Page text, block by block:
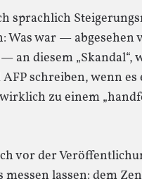
sprachlich
Was war — abgesehen
an diesem „Skandal“,
schreiben, wenn
zu einem
vor der